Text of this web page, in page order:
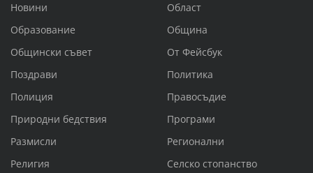
Новини
Област
Образование
Община
Общински съвет
От Фейсбук
Поздрави
Политика
Полиция
Правосъдие
Природни бедствия
Програми
Размисли
Регионални
Религия
Селско стопанство